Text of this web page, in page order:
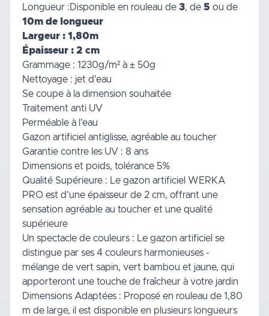
Longueur :Disponible en rouleau de 3, de 5 ou de
10m de longueur
Largeur : 1,80m
Épaisseur : 2 cm
Grammage : 1230g/m² à ± 50g
Nettoyage : jet d'eau
Se coupe à la dimension souhaitée
Traitement anti UV
Perméable à l'eau
Gazon artificiel antiglisse, agréable au toucher
Garantie contre les UV : 8 ans
Dimensions et poids, tolérance 5%
Qualité Supérieure : Le gazon artificiel WERKA
PRO est d'une épaisseur de 2 cm, offrant une
sensation agréable au toucher et une qualité
supérieure
Un spectacle de couleurs : Le gazon artificiel se
distingue par ses 4 couleurs harmonieuses -
mélange de vert sapin, vert bambou et jaune, qui
apporteront une touche de fraîcheur à votre jardin
Dimensions Adaptées : Proposé en rouleau de 1,80
m de large, il est disponible en plusieurs longueurs